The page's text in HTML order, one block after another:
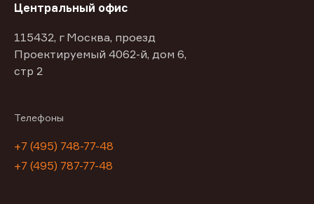
Центральный офис
115432, г Москва, проезд
Проектируемый 4062-й, дом 6,
стр 2
Телефоны
+7 (495) 748-77-48
+7 (495) 787-77-48